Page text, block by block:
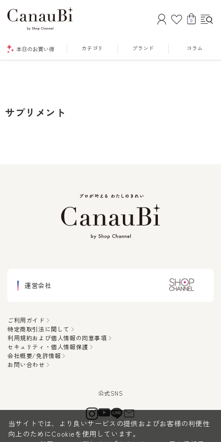
0
本日のお買い得 カテゴリ ブランド コラム
サプリメント
運営会社
ご利用ガイド
特定商取引法に関して
利用規約および個人情報の同意事項
セキュリティ・個人情報保護
会社概要/免許情報
お問い合わせ
当サイトでは、より良いサービスの提供およびお客様の利便性
向上のためにCookieを使用しています。